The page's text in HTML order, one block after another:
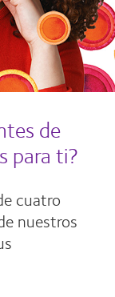
de
para ti?
cuatro
nuestros